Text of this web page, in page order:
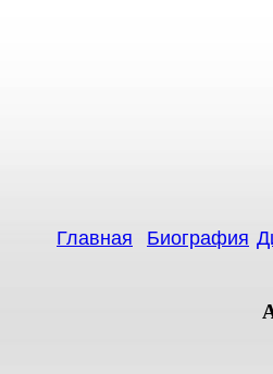
Главная Биография